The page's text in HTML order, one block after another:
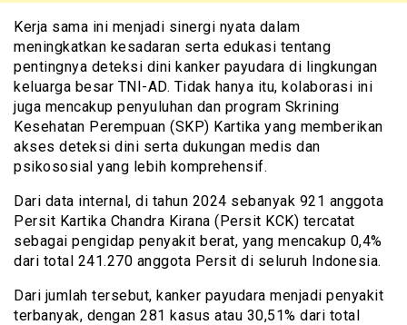
Kerja sama ini menjadi sinergi nyata dalam
meningkatkan kesadaran serta edukasi tentang
pentingnya deteksi dini kanker payudara di lingkungan
keluarga besar TNI-AD. Tidak hanya itu, kolaborasi ini
juga mencakup penyuluhan dan program Skrining
Kesehatan Perempuan (SKP) Kartika yang memberikan
akses deteksi dini serta dukungan medis dan
psikososial yang lebih komprehensif.
Dari data internal, di tahun 2024 sebanyak 921 anggota
Persit Kartika Chandra Kirana (Persit KCK) tercatat
sebagai pengidap penyakit berat, yang mencakup 0,4%
dari total 241.270 anggota Persit di seluruh Indonesia.
Dari jumlah tersebut, kanker payudara menjadi penyakit
terbanyak, dengan 281 kasus atau 30,51% dari total